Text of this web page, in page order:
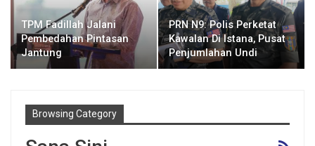
TPM Fadillah Jalani
Pembedahan Pintasan
Jantung
PRN N9: Polis Perketat
Kawalan Di Istana, Pusat
Penjumlahan Undi
Browsing Category